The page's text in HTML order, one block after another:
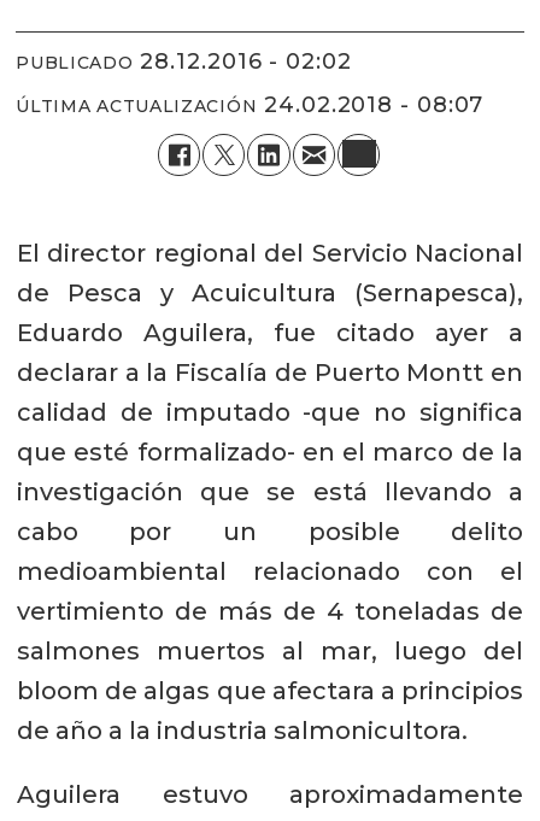
PUBLICADO 28.12.2016 - 02:02
ÚLTIMA ACTUALIZACIÓN 24.02.2018 - 08:07
El director regional del Servicio Nacional
de Pesca y Acuicultura (Sernapesca),
Eduardo Aguilera, fue citado ayer a
declarar a la Fiscalía de Puerto Montt en
calidad de imputado -que no significa
que esté formalizado- en el marco de la
investigación que se está llevando a
cabo por un posible delito
medioambiental relacionado con el
vertimiento de más de 4 toneladas de
salmones muertos al mar, luego del
bloom de algas que afectara a principios
de año a la industria salmonicultora.
Aguilera estuvo aproximadamente